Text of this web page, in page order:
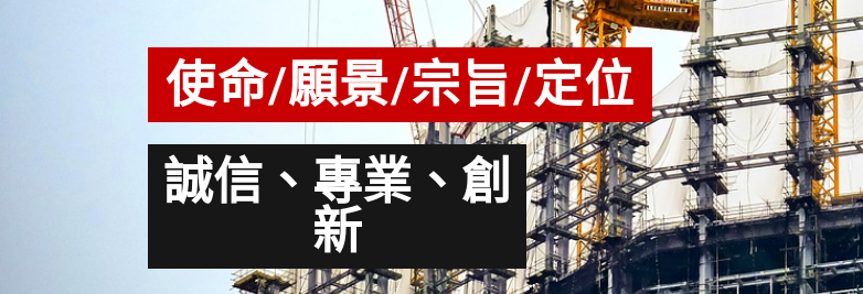
使命/願景/宗旨/定位
誠信、專業、創
新